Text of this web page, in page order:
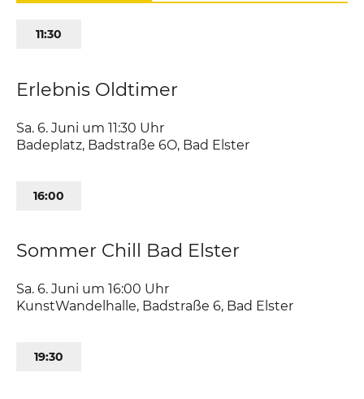
11:30
Erlebnis Oldtimer
Sa. 6. Juni um 11:30 Uhr
Badeplatz, Badstraße 6O Bad Elster
16:00
Sommer Chill Bad Elster
Sa. 6. Juni um 16:00 Uhr
KunstWandelhalle, Badstraße 6 Bad Elster
19:30